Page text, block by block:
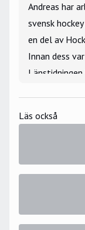
Andreas har
svensk
en del av
Innan dess
Han har
och JVM
Drivet ligger
stora
Läs också